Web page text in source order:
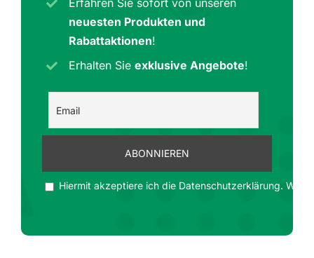
Erfahren Sie sofort von unseren
neuesten Produkten und
Rabattaktionen!
Erhalten Sieexklusive Angebote!
Hiermit akzeptiere ich die Datenschutzerklärung. Wir